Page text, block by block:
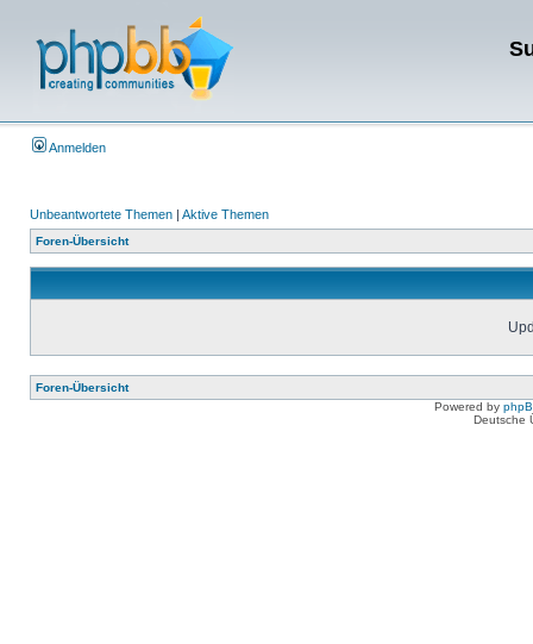
Anmelden
Unbeantwortete Themen | Aktive Themen
Foren-Übersicht
Foren-Übersicht
Powered by
Deutsche